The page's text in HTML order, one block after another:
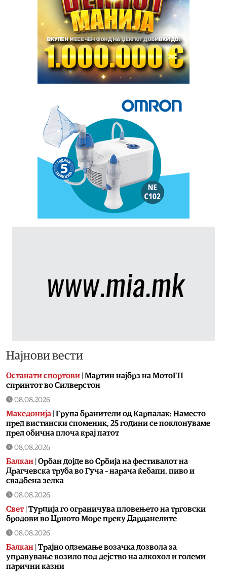
Најнови вести
Останати спортови Мартин најбрз на МотоГП
спринтот во Силверстон
08.08.2026
Македонија Група бранители од Карпалак: Наместо
пред вистински споменик, 25 години се поклонуваме
пред обична плоча крај патот
08.08.2026
Балкан Орбан дојде во Србија на фестивалот на
Драгчевска труба во Гуча – нарача ќебапи, пиво и
свадбена зелка
08.08.2026
Свет| Турција го ограничува пловењето на трговски
бродови во Црното Море преку Дарданелите
08.08.2026
Балкан Трајно одземање возачка дозвола за
управување возило под дејство на алкохол и големи
парични казни